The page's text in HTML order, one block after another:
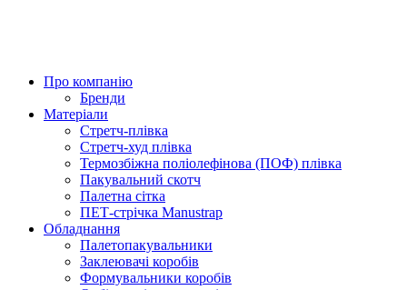
Про компанію
Бренди
Матеріали
Стретч-плівка
Стретч-худ плівка
Термозбіжна поліолефінова (ПОФ) плівка
Пакувальний скотч
Палетна сітка
ПЕТ-стрічка Manustrap
Обладнання
Палетопакувальники
Заклеювачі коробів
Формувальники коробів